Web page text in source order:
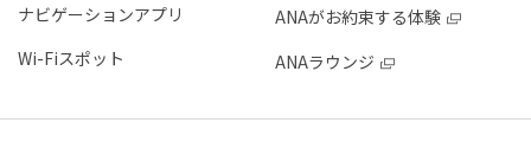
ナビゲーションアプリ
Wi-Fiスポット
ANAがお約束する体験
ANAラウンジ